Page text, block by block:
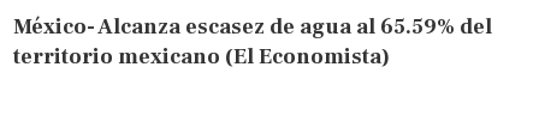
México- Alcanza escasez de agua al 65.59% del
territorio mexicano (El Economista)